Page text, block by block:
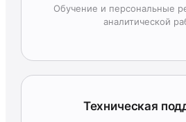
Обучение и персональные
аналитической
Техническая